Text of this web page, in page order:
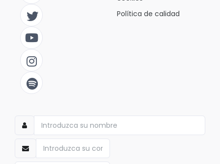
Política de calidad